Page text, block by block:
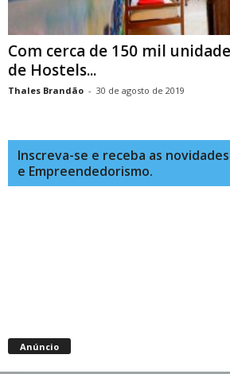
Com cerca de 150 mil
de Hostels...
Thales Brandão - 30 de agosto de 2019
Inscreva-se e receba as
e Empreendedorismo.
Anúncio